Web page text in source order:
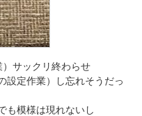
サックリ終わらせ
設定作業）し忘れそうだっ
も模様は現れないし